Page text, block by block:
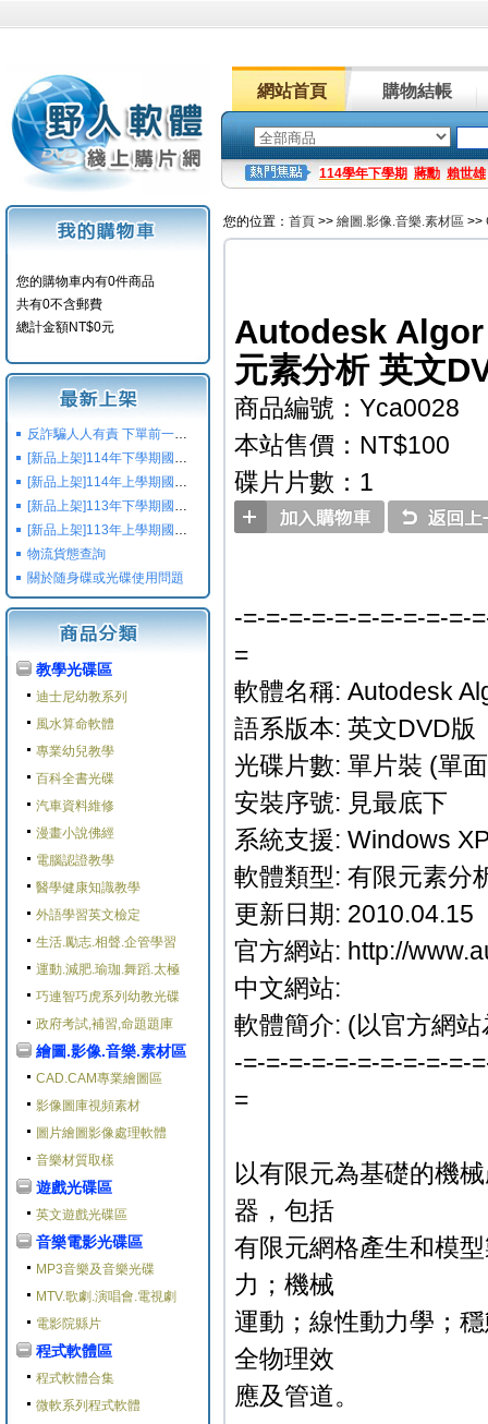
網站首頁 購物結帳
114學年下學期 蔣勳 賴世雄
您的購物車内有0件商品
共有0不含郵費
總計金額NT$0元
反詐騙人人有責 下單前一定要注意
[新品上架]114年下學期國小國中高中命題光碟,校用卷,習作
[新品上架]114年上學期國小國中高中命題光碟,校用卷,習作
[新品上架]113年下學期國小國中高中命題光碟,校用卷,習作
[新品上架]113年上學期國小國中高中命題光碟,校用卷,習作
物流貨態查詢
關於随身碟或光碟使用問題
教學光碟區
迪士尼幼教系列
風水算命軟體
專業幼兒教學
百科全書光碟
汽車資料維修
漫畫小說佛經
電腦認證教學
醫學健康知識教學
外語學習英文檢定
生活.勵志.相聲.企管學習
運動.減肥.瑜珈.舞蹈.太極
巧連智巧虎系列幼教光碟
政府考試,補習,命題題庫
繪圖.影像.音樂.素材區
CAD.CAM專業繪圖區
影像圖庫視頻素材
圖片繪圖影像處理軟體
音樂材質取樣
遊戲光碟區
英文遊戲光碟區
音樂電影光碟區
MP3音樂及音樂光碟
MTV.歌劇.演唱會.電視劇
電影院縣片
程式軟體區
程式軟體合集
微軟系列程式軟體
您的位置： 首頁 >> 繪圖.影像.音樂.素材區 >>
Autodesk
元素分析 英文
商品編號：Yca0028
本站售價：NT$100
碟片片數：1
-=-=-=-=-=-=-=-=-=-=-
=
軟體名稱: Autodesk
語系版本: 英文DVD版
光碟片數: 單片裝 (單
安裝序號: 見最底下
系統支援: Windows
軟體類型: 有限元素分
更新日期: 2010.04.15
官方網站: http://
中文網站:
軟體簡介: (以官方網站
-=-=-=-=-=-=-=-=-=-=-
=
以有限元為基礎的機
器，包括
有限元網格產生和模
力；機械
運動；線性動力學；
全物理效
應及管道。